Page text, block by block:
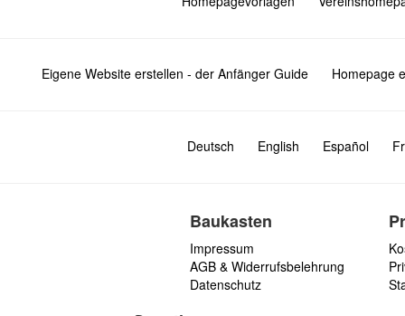
Eigene Website erstellen - der Anfänger Guide Homepage
Deutsch English Español
Baukasten
Impressum
AGB & Widerrufsbelehrung
Datenschutz